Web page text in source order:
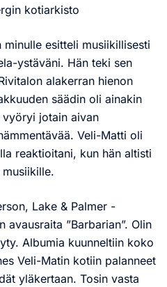
kotiarkisto
esitteli musiikillisesti
ystäväni. Hän teki sen
alakerran hienon
säädin oli ainakin
jotain aivan
Veli-Matti oli
reaktioitani, kun hän altisti
Lake & Palmer -
”Barbarian”. Olin
Albumia kuunneltiin koko
Veli-Matin kotiin palanneet
yläkertaan. Tosin vasta